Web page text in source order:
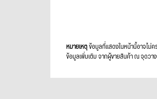
หมายเหตุข้อมูลที่แสดงในหน้านี้อาจไม่
ข้อมูลเพิ่มเติม จากผู้ขายสินค้า ณ จุดวา